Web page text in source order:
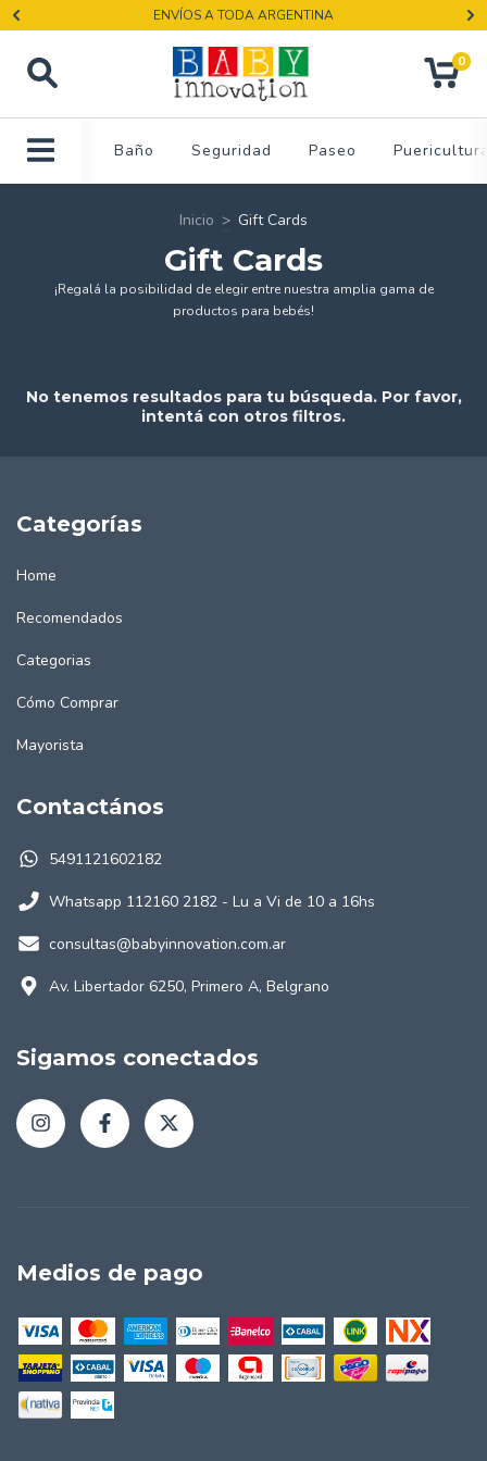
ENVÍOS A TODA ARGENTINA
0
Baño Seguridad Paseo
Inicio > Gift Cards
Gift Cards
¡Regalá la posibilidad de elegir entre nuestra amplia gama de
productos para bebés!
No tenemos resultados para tu búsqueda. Por favor,
intentá con otros filtros.
Categorías
Home
Recomendados
Categorias
Cómo Comprar
Mayorista
Contactános
5491121602182
Whatsapp 112160 2182 - Lu a Vi de 10 a 16hs
consultas@babyinnovation.com.ar
Av. Libertador 6250, Primero A, Belgrano
Sigamos conectados
Medios de pago